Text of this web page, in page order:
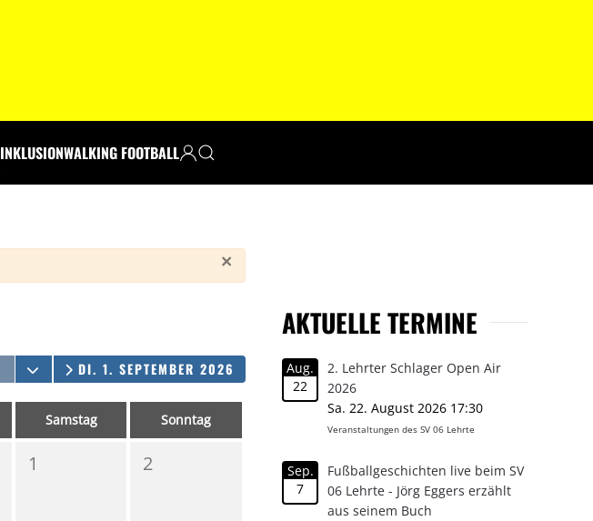
INKLUSIONWALKING FOOTBALL
×
KALENDER ÖFFNEN
DI. 1. SEPTEMBER 2026
Samstag Sonntag
1 2
AKTUELLE TERMINE
Aug.
22
2. Lehrter Schlager Open Air
2026
Sa. 22. August 2026 17:30
Veranstaltungen des SV 06 Lehrte
Sep.
7
Fußballgeschichten live beim SV
06 Lehrte - Jörg Eggers erzählt
aus seinem Buch